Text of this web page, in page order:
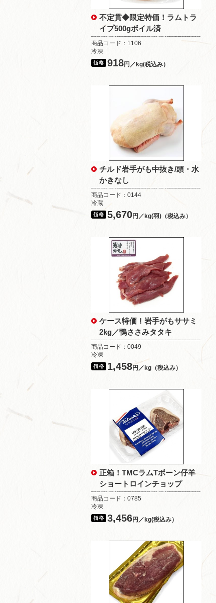
不定貫◆限定特価！ラムトラ
イプ500gボイル済
商品コード：1106
冷凍
918円／kg(税込み）
チルド岩手がも中抜き/頭・水
かきなし
商品コード：0144
冷蔵
5,670円／kg(羽)（税込み）
ケース特価！岩手がもササミ
2kg／鴨ささみタタキ
商品コード：0049
冷凍
1,458円／kg（税込み）
正箱！TMCラムTボーン仔羊
ショートロインチョップ
商品コード：0785
冷凍
3,456円／kg(税込み）